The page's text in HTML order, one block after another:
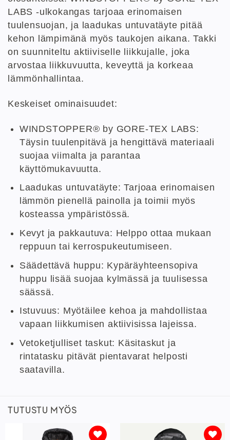
LABS -ulkokangas tarjoaa erinomaisen
tuulensuojan, ja laadukas untuvatäyte pitää
kehon lämpimänä myös taukojen aikana. Takki
on suunniteltu aktiiviselle liikkujalle, joka
arvostaa liikkuvuutta, keveyttä ja korkeaa
lämmönhallintaa.
Keskeiset ominaisuudet:
WINDSTOPPER® by GORE-TEX LABS:
Täysin tuulenpitävä ja hengittävä materiaali
suojaa viimalta ja parantaa
käyttömukavuutta.
Laadukas untuvatäyte: Tarjoaa erinomaisen
lämmön pienellä painolla ja toimii myös
kosteassa ympäristössä.
Kevyt ja pakkautuva: Helppo ottaa mukaan
reppuun tai kerrospukeutumiseen.
Säädettävä huppu: Kypäräyhteensopiva
huppu lisää suojaa kylmässä ja tuulisessa
säässä.
Istuvuus: Myötäilee kehoa ja mahdollistaa
vapaan liikkumisen aktiivisissa lajeissa.
Vetoketjulliset taskut: Käsitaskut ja
rintatasku pitävät pientavarat helposti
saatavilla.
TUTUSTU MYÖS